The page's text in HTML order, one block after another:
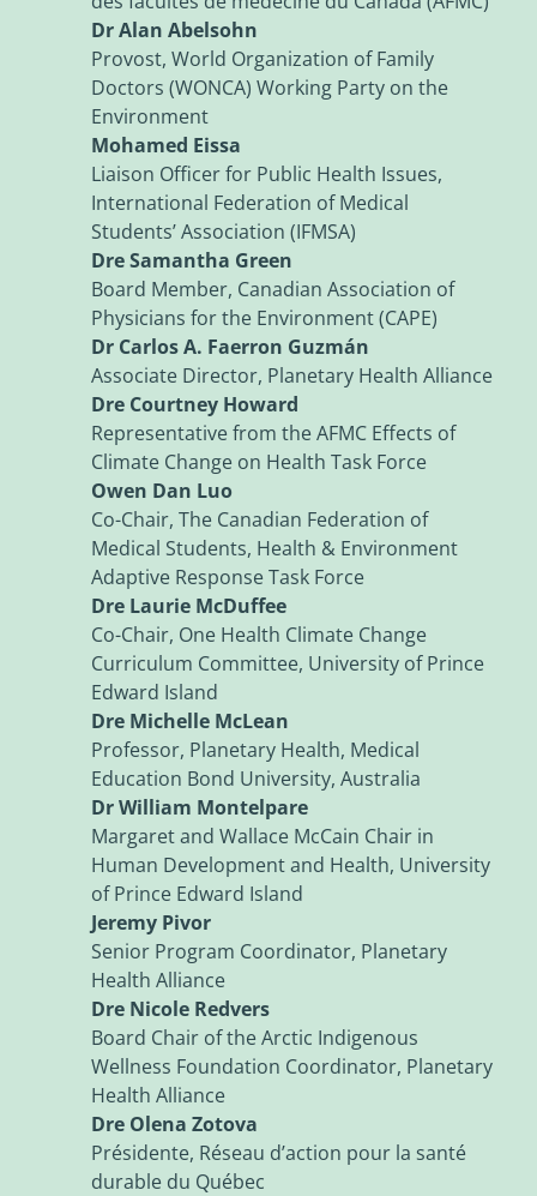
Dr Alan Abelsohn
Provost, World Organization of Family
Doctors (WONCA) Working Party on the
Environment
Mohamed Eissa
Liaison Officer for Public Health Issues,
International Federation of Medical
Students’ Association (IFMSA)
Dre Samantha Green
Board Member, Canadian Association of
Physicians for the Environment (CAPE)
Dr Carlos A. Faerron Guzmán
Associate Director, Planetary Health Alliance
Dre Courtney Howard
Representative from the AFMC Effects of
Climate Change on Health Task Force
Owen Dan Luo
Co-Chair, The Canadian Federation of
Medical Students, Health & Environment
Adaptive Response Task Force
Dre Laurie McDuffee
Co-Chair, One Health Climate Change
Curriculum Committee, University of Prince
Edward Island
Dre Michelle McLean
Professor, Planetary Health, Medical
Education Bond University, Australia
Dr William Montelpare
Margaret and Wallace McCain Chair in
Human Development and Health, University
of Prince Edward Island
Jeremy Pivor
Senior Program Coordinator, Planetary
Health Alliance
Dre Nicole Redvers
Board Chair of the Arctic Indigenous
Wellness Foundation Coordinator, Planetary
Health Alliance
Dre Olena Zotova
Présidente, Réseau d’action pour la santé
durable du Québec